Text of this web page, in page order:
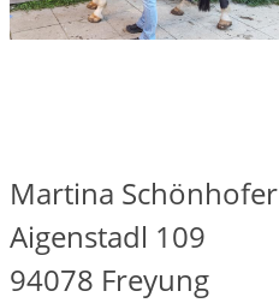
Martina Schönhofer
Aigenstadl 109
94078 Freyung